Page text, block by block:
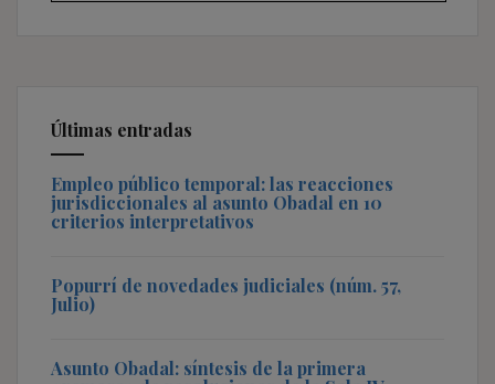
Últimas entradas
Empleo público temporal: las reacciones
jurisdiccionales al asunto Obadal en 10
criterios interpretativos
Popurrí de novedades judiciales (núm. 57,
Julio)
Asunto Obadal: síntesis de la primera